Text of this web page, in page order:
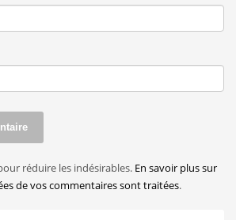
réduire les indésirables. En savoir plus sur
de vos commentaires sont traitées.